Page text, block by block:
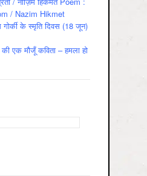
/ Nazim Hikmet
गोर्की के स्मृति दिवस (18 जून)
एक मौजूँ कविता – हमला हो